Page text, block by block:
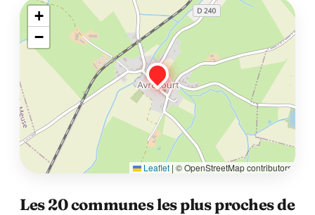
+
−
Leaflet | © OpenStreetMap contributors
Les 20 communes les plus proches de